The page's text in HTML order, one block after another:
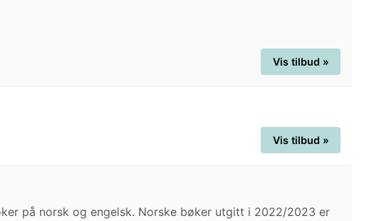
Vis tilbud »
Vis tilbud »
på norsk og engelsk. Norske bøker utgitt i 2022/2023 er